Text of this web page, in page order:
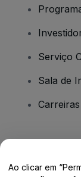
Serviço
Sala de
Carreiras
Ao clicar em